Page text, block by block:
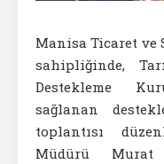
Manisa Ticaret ve
sahipliğinde,
Destekleme
sağlanan
toplantısı
Müdürü Murat